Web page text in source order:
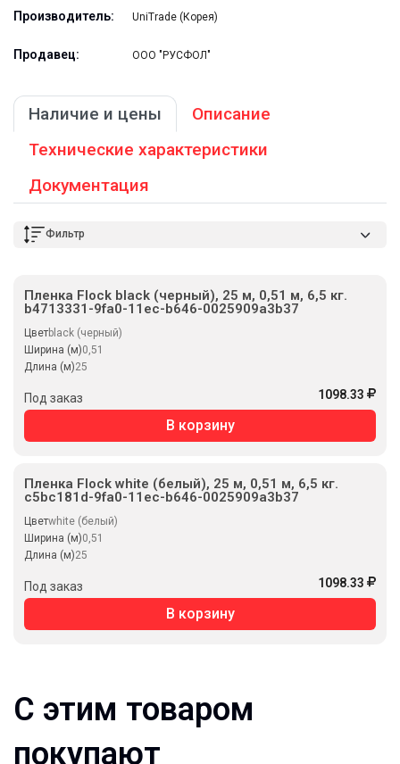
Производитель: UniTrade (Корея)
Продавец: ООО "РУСФОЛ"
Наличие и цены
Описание
Технические характеристики
Документация
Фильтр
Пленка Flock black (черный), 25 м, 0,51 м, 6,5 кг.
b4713331-9fa0-11ec-b646-0025909a3b37
Цветblack (черный)
Ширина (м)0,51
Длина (м)25
Под заказ 1098.33
В корзину
Пленка Flock white (белый), 25 м, 0,51 м, 6,5 кг.
c5bc181d-9fa0-11ec-b646-0025909a3b37
Цветwhite (белый)
Ширина (м)0,51
Длина (м)25
Под заказ 1098.33
В корзину
С этим товаром
покупают